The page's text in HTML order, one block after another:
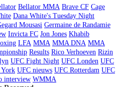
Bellator MMA Brave CF Cage
Dana White's Tuesday Night
Mousasi Germaine de Randamie
Invicta FC Jon Jones Khabib
LFA MMA MMA DNA MMA
Results Rico Verhoeven Rizin
UFC Fight Night UFC Londen UFC
York UFC nieuws UFC Rotterdam UFC
interview WMMA